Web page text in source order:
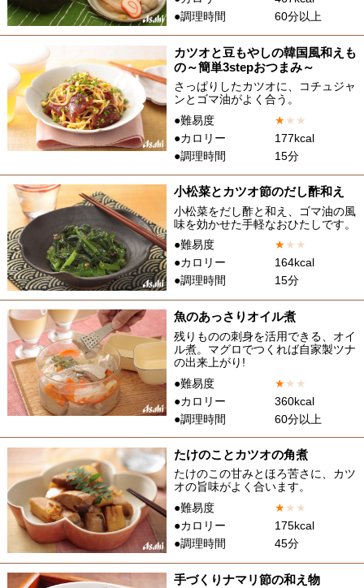
●調理時間
60分以上
カツオと豆もやしの韓国風和えも
の～簡単3stepおつまみ～
さっぱりしたカツオに、コチュジャ
ンとゴマ油がよく合う。
●難易度
★★ ★
●カロリー
177kcal
●調理時間
15分
小松菜とカツオ節のだし酢和え
小松菜をだし酢と和え、ゴマ油の風
味を効かせた手軽なおひたしです。
●難易度
★★ ★
●カロリー
164kcal
●調理時間
15分
魚のあっさりオイル煮
残りものの刺身を活用できる、オイ
ル煮。マグロでつくれば自家製ツナ
の出来上がり!
●難易度
★★ ★
●カロリー
360kcal
●調理時間
60分以上
たけのことカツオの角煮
たけのこの甘みとほろ苦さに、カツ
オの旨味がよく合います。
●難易度
★★ ★
●カロリー
175kcal
●調理時間
45分
手づくりナマリ節の和え物